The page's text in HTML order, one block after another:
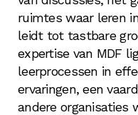
ruimtes waar leren
leidt tot tastbare
expertise van MDF
leerprocessen in
ervaringen, een
andere organisaties